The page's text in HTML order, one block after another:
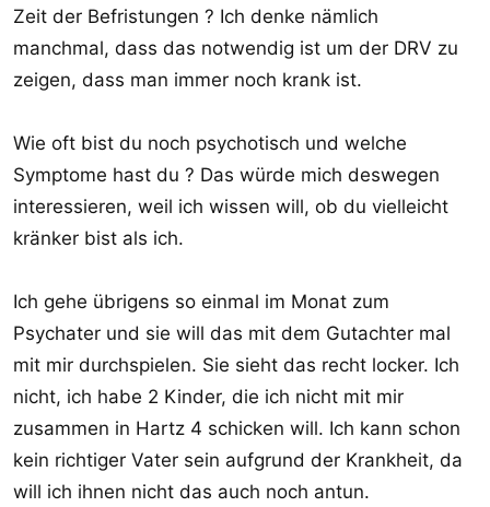
Zeit der Befristungen ? Ich denke nämlich
manchmal, dass das notwendig ist um der DRV zu
zeigen, dass man immer noch krank ist.
Wie oft bist du noch psychotisch und welche
Symptome hast du ? Das würde mich deswegen
interessieren, weil ich wissen will, ob du vielleicht
kränker bist als ich.
Ich gehe übrigens so einmal im Monat zum
Psychater und sie will das mit dem Gutachter mal
mit mir durchspielen. Sie sieht das recht locker. Ich
nicht, ich habe 2 Kinder, die ich nicht mit mir
zusammen in Hartz 4 schicken will. Ich kann schon
kein richtiger Vater sein aufgrund der Krankheit, da
will ich ihnen nicht das auch noch antun.